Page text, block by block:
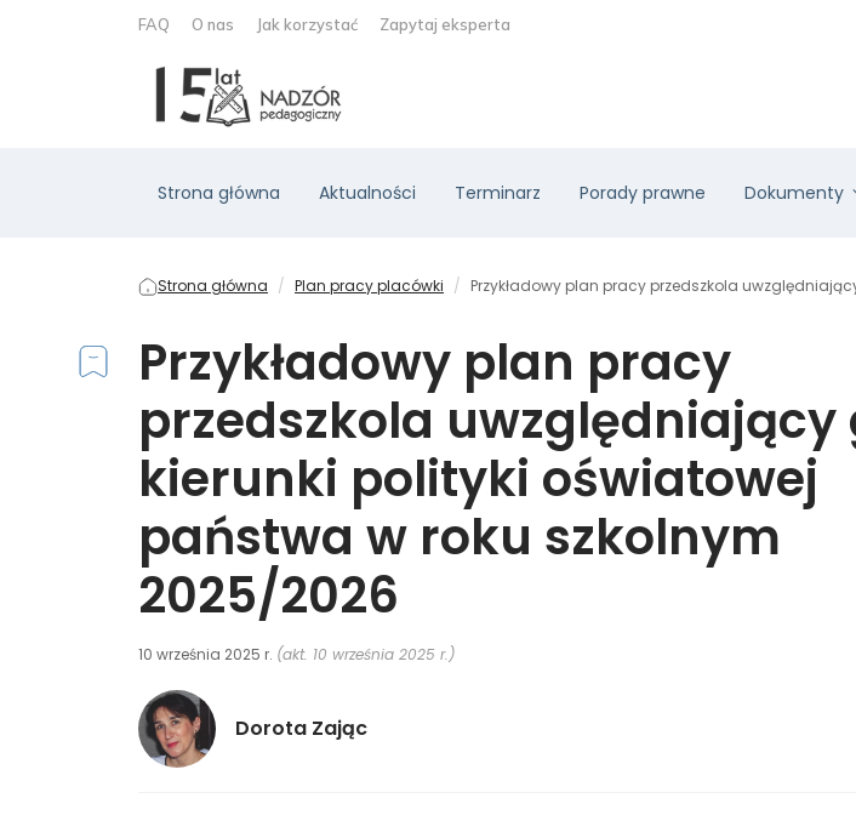
FAQ O nas Jak korzystać Zapytaj eksperta
Strona główna Aktualności Terminarz Porady prawne Dokumenty
Strona główna Plan pracy placówki Przykładowy plan pracy przedszkola
Przykładowy plan pracy
przedszkola uwzględniający
kierunki polityki oświatowej
państwa w roku szkolnym
2025/2026
10 września 2025 r. (akt. 10 września 2025 r.)
Dorota Zając